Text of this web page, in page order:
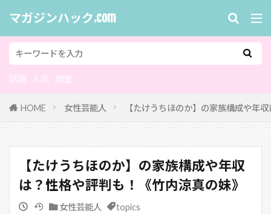
マガジンハック.com
HOME 女性芸能人 【たけうちほのか】の家族構成や年
【たけうちほのか】の家族構成や年収
は？性格や評判も！《竹内涼真の妹》
女性芸能人 topics